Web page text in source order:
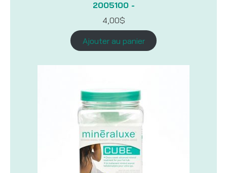
2005100 -
4,00$
Ajouter au panier